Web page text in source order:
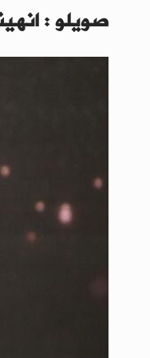
صويلو : انهينا بناء أكثر من